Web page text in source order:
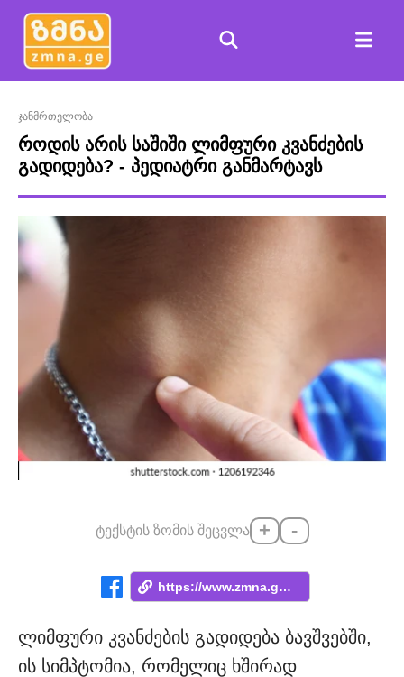
ჯანმრთელობა
როდის არის საშიში ლიმფური კვანძების
გადიდება? - პედიატრი განმარტავს
ტექსტის ზომის შეცვლა + -
https://www.zmna.ge/news/rodis-aris-sash...
ლიმფური კვანძების გადიდება ბავშვებში,
ის სიმპტომია, რომელიც ხშირად